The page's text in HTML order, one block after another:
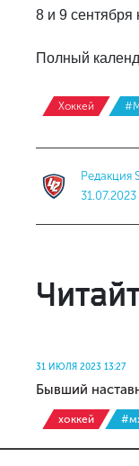
8 и 9
Полный
Хоккей
Редакция
31.07.2023
31 ИЮЛЯ 2023 13:27
Бывший
хоккей